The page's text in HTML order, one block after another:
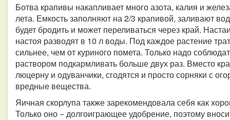
Ботва крапивы накапливает много азота, калия и
лета. Емкость заполняют на 2/3 крапивой, заливают
будет бродить и может переливаться через край.
настоя разводят в 10 л воды. Под каждое растение
сильнее, чем от куриного помета. Только надо
раствором подкармливать больше двух раз. Вместо
люцерну и одуванчики, сгодятся и просто сорняки с
вредные вещества.
Яичная скорлупа также зарекомендовала себя как
Только оно − долгоиграющее удобрение, поэтому